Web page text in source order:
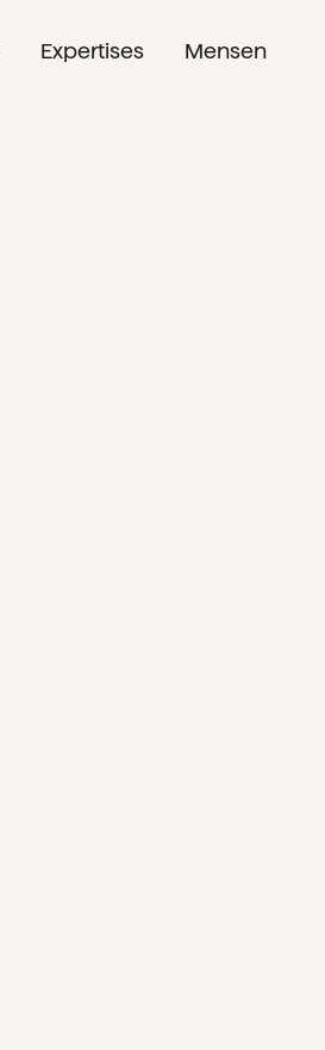
Expertises Mensen